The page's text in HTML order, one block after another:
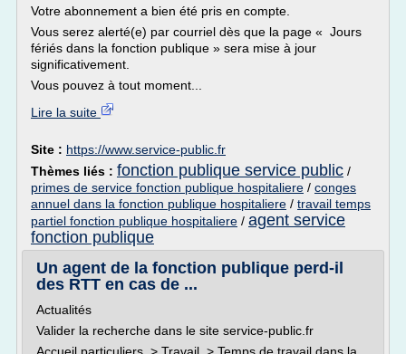
Votre abonnement a bien été pris en compte.
Vous serez alerté(e) par courriel dès que la page « Jours
fériés dans la fonction publique » sera mise à jour
significativement.
Vous pouvez à tout moment...
Lire la suite
Site : https://www.service-public.fr
Thèmes liés : fonction publique service public /
primes de service fonction publique hospitaliere / conges
annuel dans la fonction publique hospitaliere / travail temps
partiel fonction publique hospitaliere / agent service
fonction publique
Un agent de la fonction publique perd-il
des RTT en cas de ...
Actualités
Valider la recherche dans le site service-public.fr